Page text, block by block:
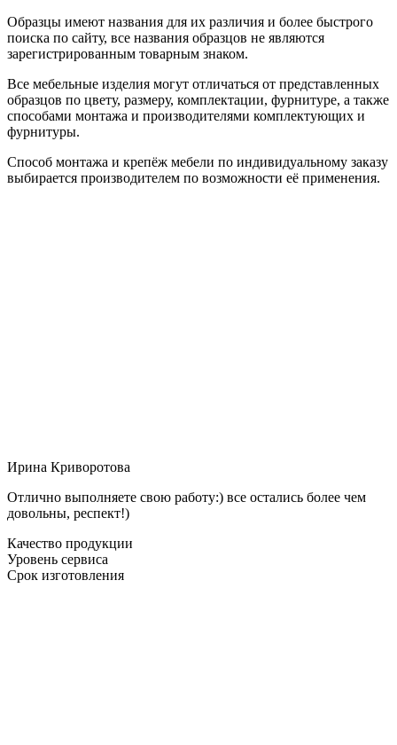
Образцы имеют названия для их различия и более быстрого
поиска по сайту, все названия образцов не являются
зарегистрированным товарным знаком.
Все мебельные изделия могут отличаться от представленных
образцов по цвету, размеру, комплектации, фурнитуре, а также
способами монтажа и производителями комплектующих и
фурнитуры.
Способ монтажа и крепёж мебели по индивидуальному заказу
выбирается производителем по возможности её применения.
Ирина Криворотова
Отлично выполняете свою работу:) все остались более чем
довольны, респект!)
Качество продукции
Уровень сервиса
Срок изготовления